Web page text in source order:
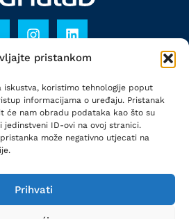
pristankom
iskustva, koristimo tehnologije poput
informacijama o uređaju. Pristanak
će nam obradu podataka kao što su
jedinstveni ID-ovi na ovoj stranici.
može negativno utjecati na
Prihvati
KONTAKT
PRIVATNOSTI
KOLAČIĆA